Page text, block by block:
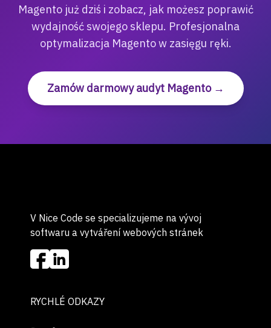
Magento już dziś i zobacz, jak możesz poprawić
wydajność swojego sklepu. Profesjonalna
optymalizacja Magento w zasięgu ręki.
Zamów darmowy audyt Magento →
V Nice Code se specializujeme na vývoj
softwaru a vytváření webových stránek
RYCHLÉ ODKAZY